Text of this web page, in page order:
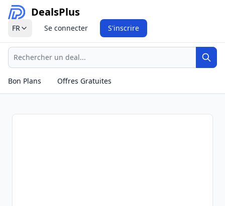
DealsPlus
FR Se connecter S'inscrire
Recherche
Bon Plans
Offres Gratuites